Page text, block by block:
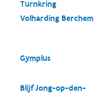
Turnkring
Volharding Berchem
Gymplus
Blijf Jong-op-den-